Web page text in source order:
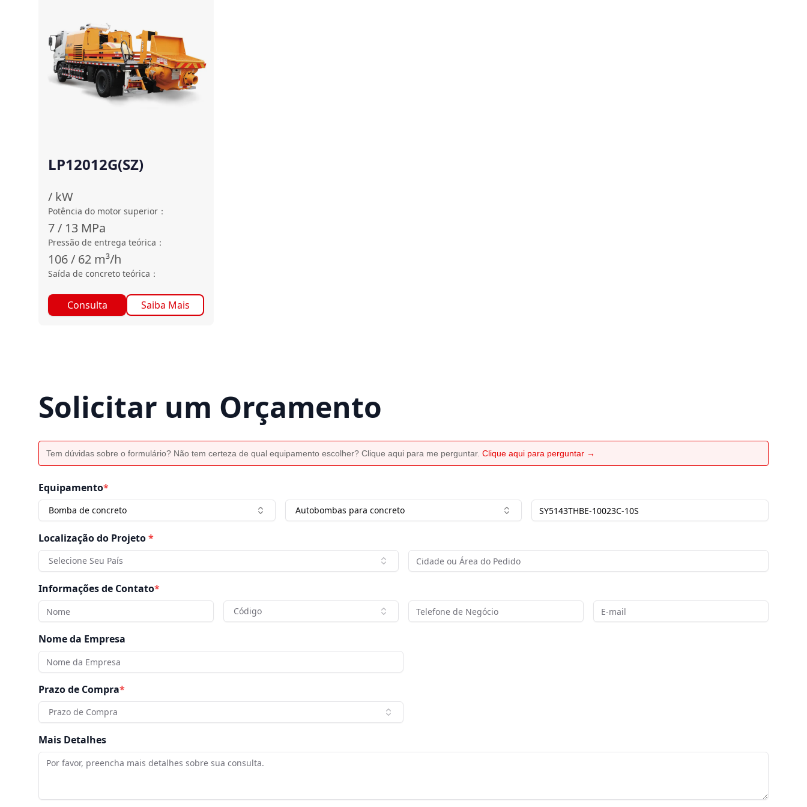
LP12012G(SZ)
/ kW
Potência do motor superior ：
7 / 13 MPa
Pressão de entrega teórica ：
106 / 62 m³/h
Saída de concreto teórica ：
Consulta Saiba Mais
Solicitar um Orçamento
Tem dúvidas sobre o formulário? Não tem certeza de qual equipamento escolher? Clique aqui para me perguntar. Clique aqui para perguntar →
Equipamento*
Bomba de concreto Autobombas para concreto
Localização do Projeto*
Selecione Seu País
Informações de Contato*
Código
Nome da Empresa
Prazo de Compra*
Prazo de Compra
Mais Detalhes